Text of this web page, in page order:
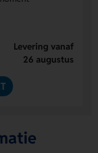
Levering vanaf
26 augustus